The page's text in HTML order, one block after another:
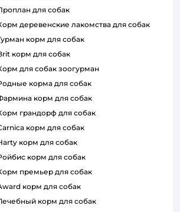
проплан для собак
корм деревенские лакомства для собак
гурман корм для собак
brit корм для собак
корм для собак зоогурман
родные корма для собак
фармина корм для собак
корм грандорф для собак
carnica корм для собак
harty корм для собак
ройбис корм для собак
корм премьер для собак
award корм для собак
лечебный корм для собак